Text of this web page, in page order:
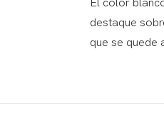
El color
destaque
que se quede